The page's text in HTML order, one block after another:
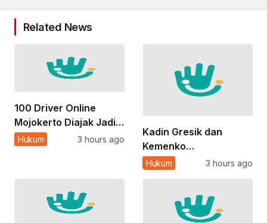
Related News
100 Driver Online
Mojokerto Diajak Jadi
Mata dan Telinga Polisi
Hukum 3 hours ago
Kadin Gresik dan
Kemenko
Pemberdayaan
Pesantren Siap Industri
Hukum 3 hours ago